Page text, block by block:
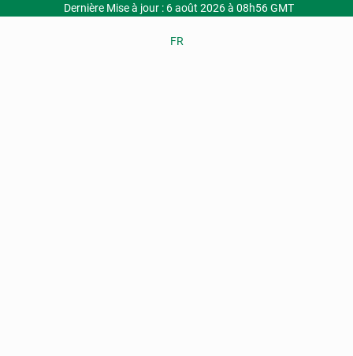
Dernière Mise à jour : 6 août 2026 à 08h56 GMT
FR